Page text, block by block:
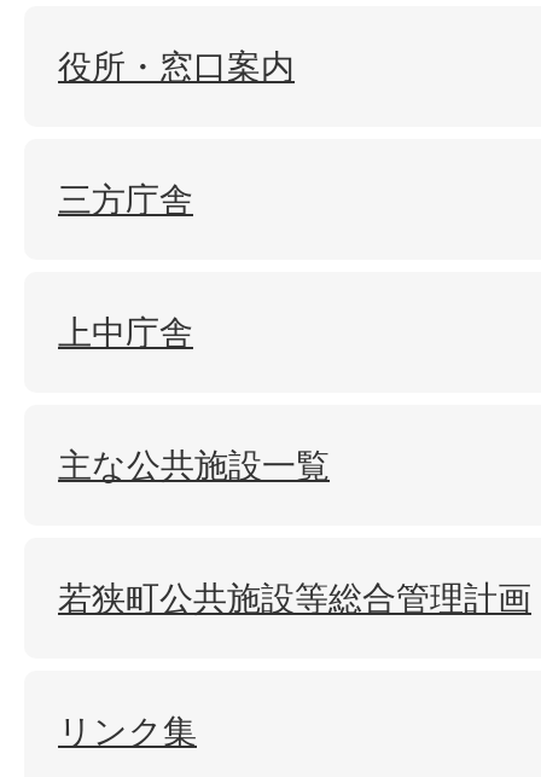
役所・窓口案内
三方庁舎
上中庁舎
主な公共施設一覧
若狭町公共施設等総合管理計画
リンク集